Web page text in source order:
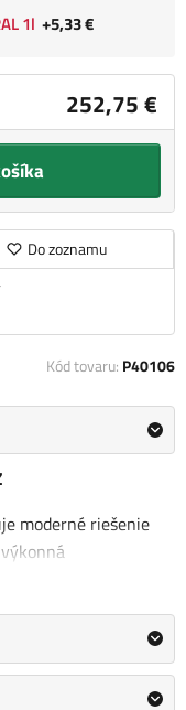
252,75 €
Do zoznamu
1l +5,33 €
Kód tovaru: P40106
moderné riešenie
akumulátory
k elektrickej sieti.
podmienkach.Vďaka